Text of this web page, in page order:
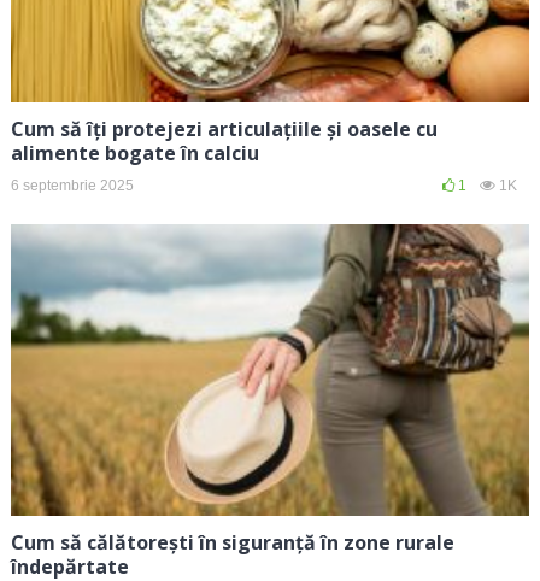
Cum să îți protejezi articulațiile și oasele cu
alimente bogate în calciu
6 septembrie 2025 1 1K
Cum să călătorești în siguranță în zone rurale
îndepărtate